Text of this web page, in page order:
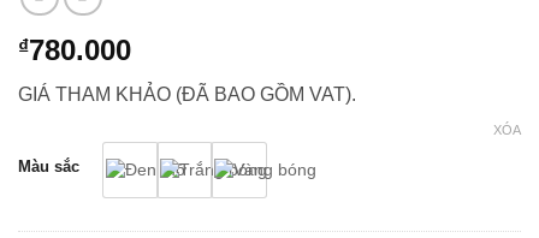
₫780.000
GIÁ THAM KHẢO (ĐÃ BAO GỒM VAT).
Màu sắc
XÓA